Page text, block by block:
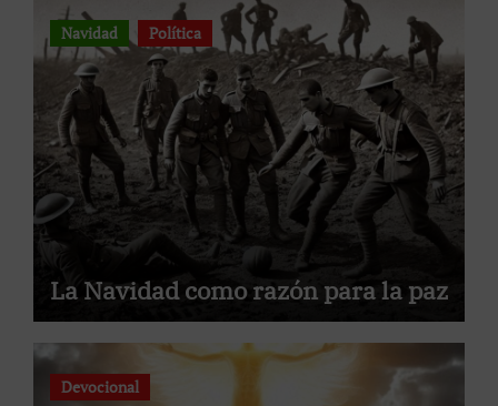
Navidad Política
La Navidad como razón para la paz
Devocional